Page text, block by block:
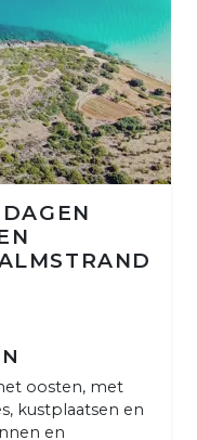
oosten, met
kustplaatsen en
en